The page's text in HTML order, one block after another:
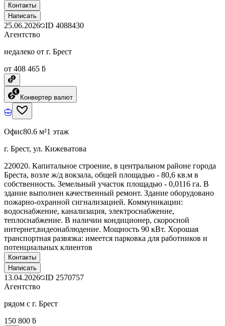
Контакты
Написать
25.06.2026 ID 4088430
Агентство
недалеко от г. Брест
от 408 465 ƃ
Конвертер валют
Офис80.6 м²1 этаж
г. Брест, ул. Кижеватова
220020. Капитальное строение, в центральном районе города
Бреста, возле ж/д вокзала, общей площадью - 80,6 кв.м в
собственность. Земельный участок площадью - 0,0116 га. В
здание выполнен качественный ремонт. Здание оборудовано
пожарно-охранной сигнализацией. Коммуникации:
водоснабжение, канализация, электроснабжение,
теплоснабжение. В наличии кондиционер, скоросной
интернет,видеонаблюдение. Мощность 90 кВт. Хорошая
транспортная развязка: имеется парковка для работников и
потенциальных клиентов
Контакты
Написать
13.04.2026 ID 2570757
Агентство
рядом с г. Брест
150 800 ƃ